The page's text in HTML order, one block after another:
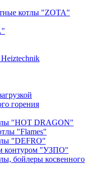
котлы "ZOTA"
горения
"HOT DRAGON"
"Flames"
"DEFRO"
контуром "УЗПО"
бойлеры косвенного